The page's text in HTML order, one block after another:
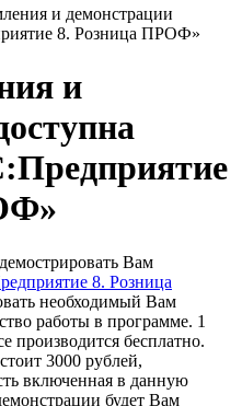
и демонстрации
8. Розница ПРОФ»
и
Вам
8. Розница
необходимый Вам
работы в программе. 1
производится бесплатно.
3000 рублей,
включенная в данную
будет Вам